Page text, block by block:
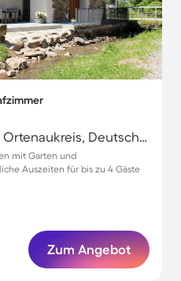
Haslach im Kinzigtal, Ortenaukreis, Deutschland
mit Garten und
Auszeiten für bis zu 4 Gäste
Zum Angebot